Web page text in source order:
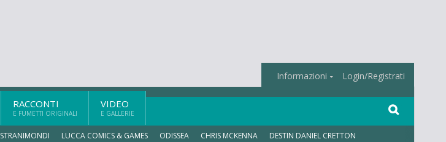
Informazioni Login/Registrati
RACCONTI
E FUMETTI ORIGINALI
VIDEO
E GALLERIE
STRANIMONDI LUCCA COMICS & GAMES ODISSEA CHRIS MCKENNA DESTIN DANIEL CRETTON